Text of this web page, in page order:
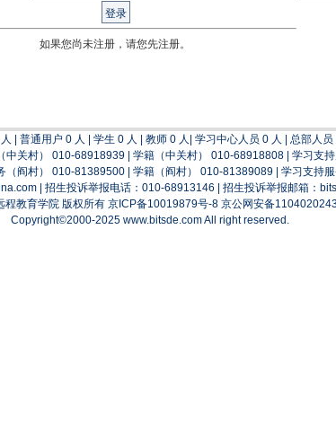
如果您尚未注册，请您先注册。
| 普通用户 0 人 | 学生 0 人 | 教师 0 人| 学习中心人员 0 人 | 总部人
中关村） 010-68918939 | 学籍（中关村） 010-68918808 | 学习支
（阎村） 010-81389500 | 学籍（阎村） 010-81389089 | 学习支持
| 招生投诉举报电话：010-68913146 | 招生投诉举报邮箱：
程教育学院 版权所有 京ICP备10019879号-8京公网安备
Copyright©2000-2025 www.bitsde.com All right reserved.